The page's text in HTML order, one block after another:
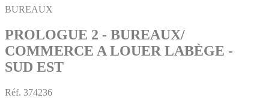
BUREAUX
PROLOGUE 2 - BUREAUX/
COMMERCE A LOUER LABÈGE -
SUD EST
Réf. 374236